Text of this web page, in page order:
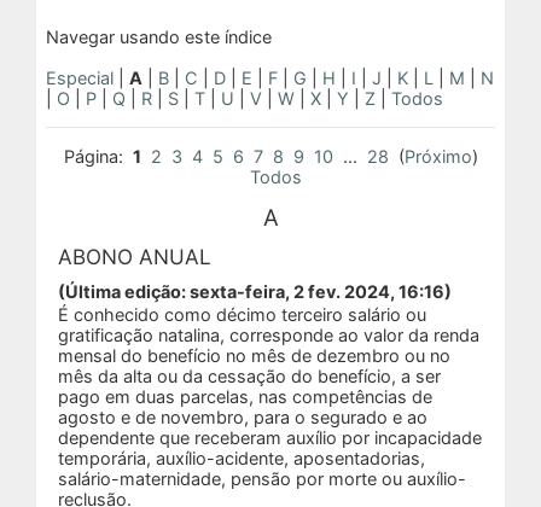
Navegar usando este índice
Especial| A B| C D| E F| G H I J K| L M
N
O P| Q R| S| T| U V| W| X| Y Z Todos
Página: 1 2 3 4 5 6 7 8 9 10 ... 28 (Próximo)
Todos
A
ABONO ANUAL
(Última edição: sexta-feira, 2 fev. 2024, 16:16)
É conhecido como décimo terceiro salário ou
gratificação natalina, corresponde ao valor da renda
mensal do benefício no mês de dezembro ou no
mês da alta ou da cessação do benefício, a ser
pago em duas parcelas, nas competências de
agosto e de novembro, para o segurado e ao
dependente que receberam auxílio por incapacidade
temporária, auxílio-acidente, aposentadorias,
salário-maternidade, pensão por morte ou auxílio-
reclusão.